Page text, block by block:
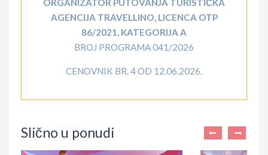
ORGANIZATOR PUTOVANJA TURISTIČKA
AGENCIJA TRAVELLINO, LICENCA OTP
86/2021, KATEGORIJA A
BROJ PROGRAMA 041/2026
CENOVNIK BR. 4 OD 12.06.2026.
Slično u ponudi